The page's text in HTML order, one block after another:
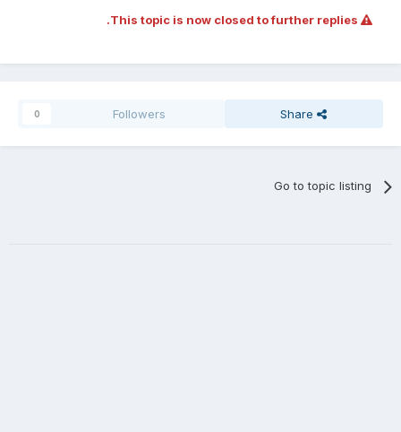
This topic is now closed to further replies.
Share
Followers
0
Go to topic listing